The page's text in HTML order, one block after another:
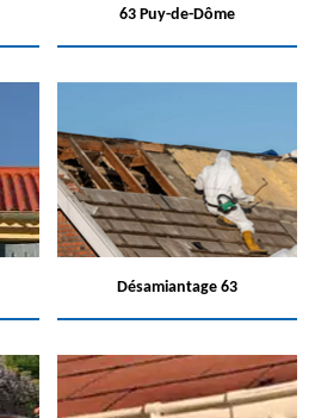
63 Puy-de-Dôme
Désamiantage 63